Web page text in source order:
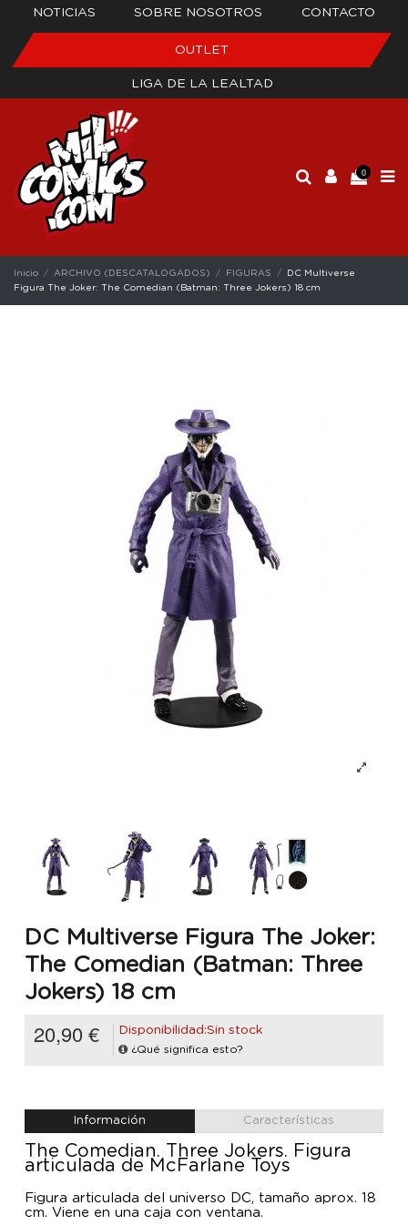
NOTICIAS SOBRE NOSOTROS CONTACTO
OUTLET
LIGA DE LA LEALTAD
0
Inicio ARCHIVO (DESCATALOGADOS) FIGURAS
DC Multiverse
Figura The Joker: The Comedian (Batman: Three Jokers) 18 cm
DC Multiverse Figura The Joker:
The Comedian (Batman: Three
Jokers) 18 cm
20,90 € Disponibilidad:Sin stock
¿Qué significa esto?
Información Características
The Comedian. Three Jokers. Figura
articulada de McFarlane Toys
Figura articulada del universo DC, tamaño aprox. 18
cm. Viene en una caja con ventana.